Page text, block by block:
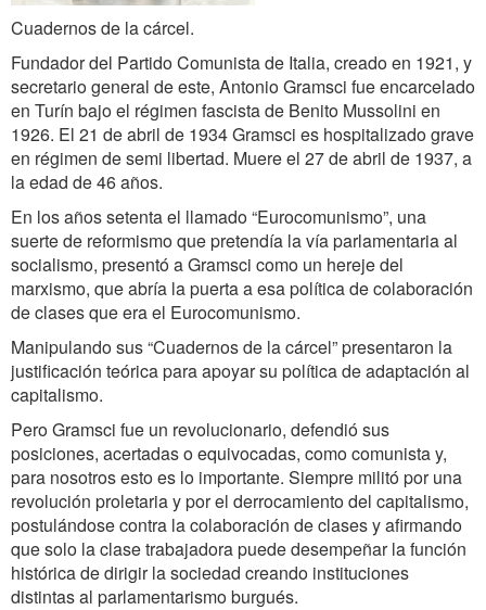
Cuadernos de la cárcel.
Fundador del Partido Comunista de Italia, creado en 1921, y
secretario general de este, Antonio Gramsci fue encarcelado
en Turín bajo el régimen fascista de Benito Mussolini en
1926. El 21 de abril de 1934 Gramsci es hospitalizado grave
en régimen de semi libertad. Muere el 27 de abril de 1937, a
la edad de 46 años.
En los años setenta el llamado “Eurocomunismo”, una
suerte de reformismo que pretendía la vía parlamentaria al
socialismo, presentó a Gramsci como un hereje del
marxismo, que abría la puerta a esa política de colaboración
de clases que era el Eurocomunismo.
Manipulando sus “Cuadernos de la cárcel” presentaron la
justificación teórica para apoyar su política de adaptación al
capitalismo.
Pero Gramsci fue un revolucionario, defendió sus
posiciones, acertadas o equivocadas, como comunista y,
para nosotros esto es lo importante. Siempre militó por una
revolución proletaria y por el derrocamiento del capitalismo,
postulándose contra la colaboración de clases y afirmando
que solo la clase trabajadora puede desempeñar la función
histórica de dirigir la sociedad creando instituciones
distintas al parlamentarismo burgués.